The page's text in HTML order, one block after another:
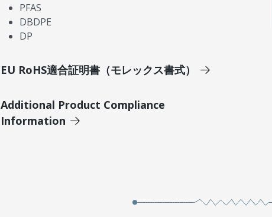
PFAS
DBDPE
DP
EU RoHS適合証明書（モレックス書式）
Additional Product Compliance
Information